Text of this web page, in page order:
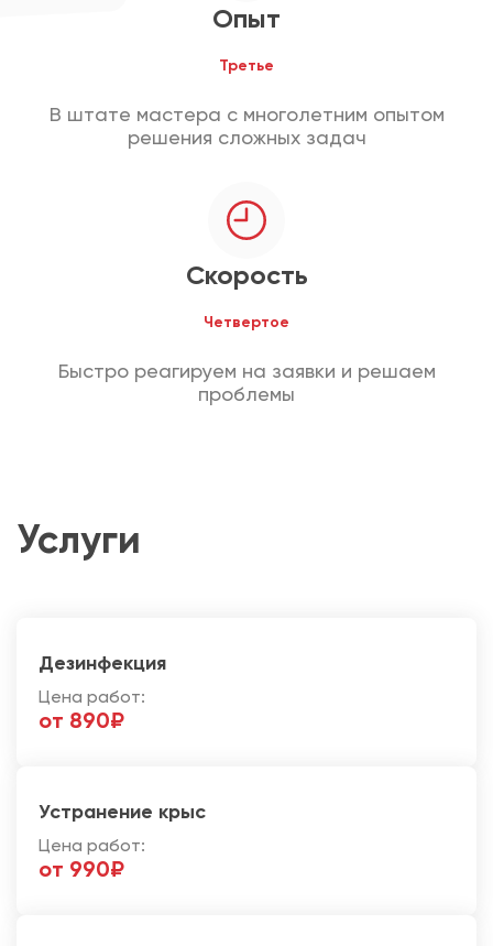
Опыт
Третье
В штате мастера с многолетним опытом
решения сложных задач
Скорость
Четвертое
Быстро реагируем на заявки и решаем
проблемы
Услуги
Дезинфекция
Цена работ:
от 890₽
Устранение крыс
Цена работ:
от 990₽